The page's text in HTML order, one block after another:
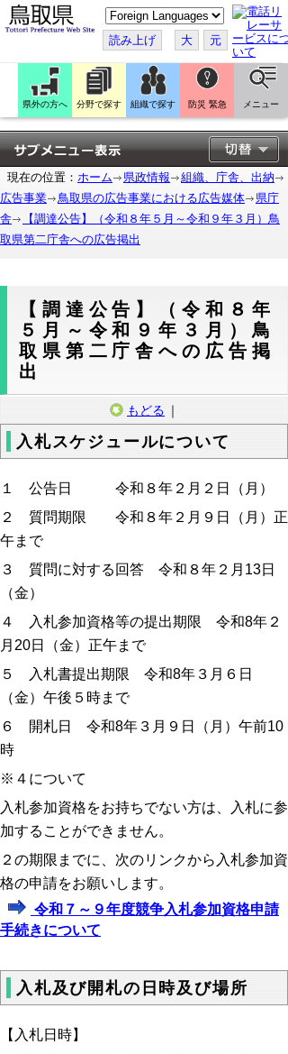
こ
の
ペ
ー
ジ
翻
訳
す
る
読み上げ 大 元
県外の方へ 分野で探す 組織で探す 防災 緊急 メニュー
現在の位置： ホーム 県政情報
組織、庁舎、出納
広告事業
鳥取県の広告事業における広告媒体
県庁
舎
【調達公告】（令和８年５月～令和９年３月）鳥
取県第二庁舎への広告掲出
【調達公告】（令和８年
５月～令和９年３月）鳥
取県第二庁舎への広告掲
出
もどる ｜
入札スケジュールについて
１ 公告日 令和８年２月２日（月）
２ 質問期限 令和８年２月９日（月）正
午まで
３ 質問に対する回答 令和８年２月13日
（金）
４ 入札参加資格等の提出期限 令和8年２
月20日（金）正午まで
５ 入札書提出期限 令和8年３月６ 日
（金）午後５時まで
６ 開札日 令和8年３月９日（月）午前10
時
※４について
入札参加資格をお持ちでない方は、入札に参
加することができません。
２の期限までに、次のリンクから入札参加資
格の申請をお願いします。
令和７～９年度競争入札参加資格申請
手続きについて
入札及び開札の日時及び場所
【入札日時】